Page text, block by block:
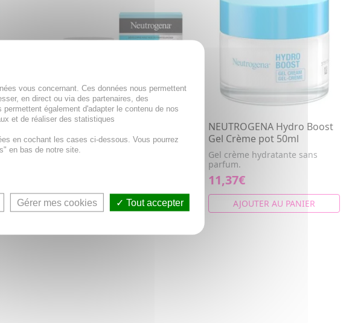
30ml
NEUTROGENA Hydro Boost
Aqua-Gel pot 50ml
Gel d'eau hydratant à l'acide
AJOUTER AU PANIER
NEUTROGENA Hydro Boost
Gel Crème pot 50ml
Gel crème hydratante sans
parfum.
11,37€
AJOUTER AU PANIER
vous concernant. Ces données nous permettent
en direct ou via des partenaires, des
également d'adapter le contenu de nos
et de réaliser des statistiques
en cochant les cases ci-dessous. Vous pourrez
en bas de notre site.
Gérer mes cookies Tout accepter